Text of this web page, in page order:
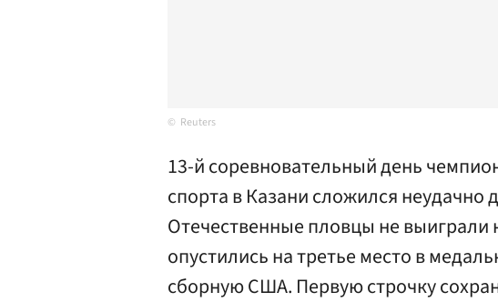
Reuters
13-й соревновательный день
спорта в Казани сложился неудачно
Отечественные пловцы не выиграли
опустились на третье место в
сборную США. Первую строчку